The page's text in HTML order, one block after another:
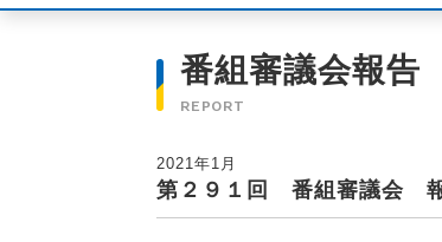
番組審議会報告
REPORT
2021年1月
第２９１回 番組審議会